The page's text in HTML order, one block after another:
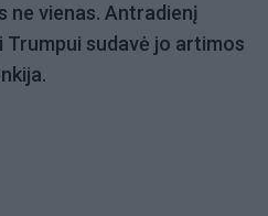
ne vienas. Antradienį
Trumpui sudavė jo artimos